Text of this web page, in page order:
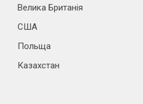
Велика Британія
США
Польща
Казахстан